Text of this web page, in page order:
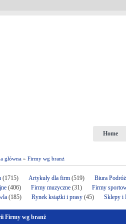
Home
główna » Firmy wg branż
(1715) Artykuły dla firm (519)
Biura
(406) Firmy muzyczne (31)
Firmy
(185) Rynek książki i prasy (45) Sklepy i
Firmy wg branż